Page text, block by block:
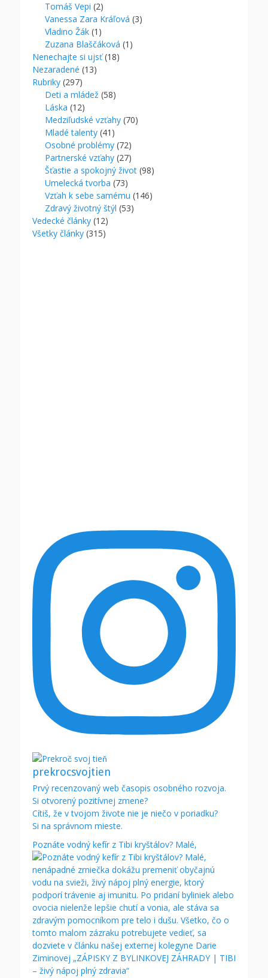
Tomáš Vepi (2)
Vanessa Zara Kráľová (3)
Vladino Žák (1)
Zuzana Blaščáková (1)
Nenechajte si ujsť(18)
Nezaradené (13)
Rubriky (297)
Deti a mládež (58)
Láska (12)
Medziľudské vzťahy (70)
Mladé talenty (41)
Osobné problémy (72)
Partnerské vzťahy (27)
Šťastie a spokojný život (98)
Umelecká tvorba (73)
Vzťah k sebe samému (146)
Zdravý životný štýl (53)
Vedecké články (12)
Všetky články (315)
prekrocsvojtien
Prvý recenzovaný web časopis osobného rozvoja.
Si otvorený pozitívnej zmene?
Cítiš, že v tvojom živote nie je niečo v poriadku?
Si na správnom mieste.
Poznáte vodný kefír z Tibi kryštálov? Malé,